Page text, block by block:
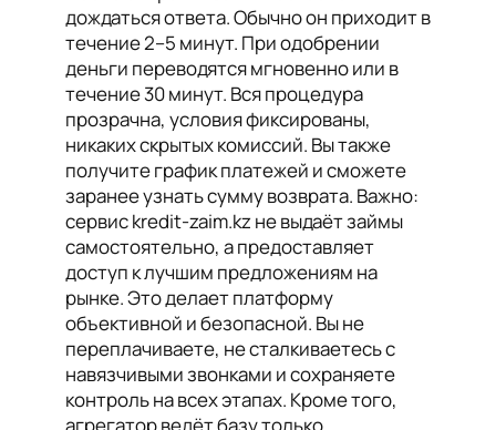
дождаться ответа. Обычно он приходит в
течение 2–5 минут. При одобрении
деньги переводятся мгновенно или в
течение 30 минут. Вся процедура
прозрачна, условия фиксированы,
никаких скрытых комиссий. Вы также
получите график платежей и сможете
заранее узнать сумму возврата. Важно:
сервис kredit-zaim.kz не выдаёт займы
самостоятельно, а предоставляет
доступ к лучшим предложениям на
рынке. Это делает платформу
объективной и безопасной. Вы не
переплачиваете, не сталкиваетесь с
навязчивыми звонками и сохраняете
контроль на всех этапах. Кроме того,